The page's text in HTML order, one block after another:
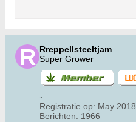
Rreppellsteeltjam
Super Grower
Registratie op: May 2018
Berichten: 1966